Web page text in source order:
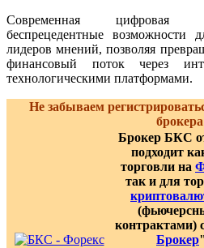
Современная цифровая
беспрецедентные возможности
лидеров мнений, позволяя
финансовый поток через
технологическими платформами.
Не забываем
Брокер БКС
подходит
торговли на
так и для
контрактами)
Брокер"